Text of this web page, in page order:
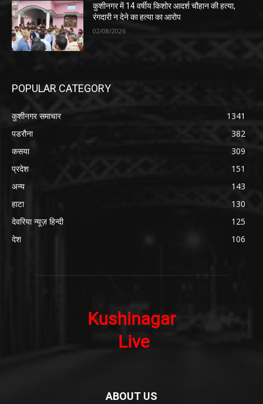
कुशीनगर में 14 वर्षीय किशोर आदर्श चौहान की हत्या,
रंगदारी न देने का हत्या का आरोप
02/08/2026
POPULAR CATEGORY
कुशीनगर समाचार
1341
पडरौना
382
कसया
309
प्रदेश
151
अन्य
143
हाटा
130
देवरिया न्यूज़ हिन्दी
125
देश
106
ABOUT US